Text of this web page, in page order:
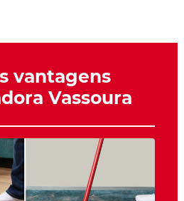
vantagens
Vassoura